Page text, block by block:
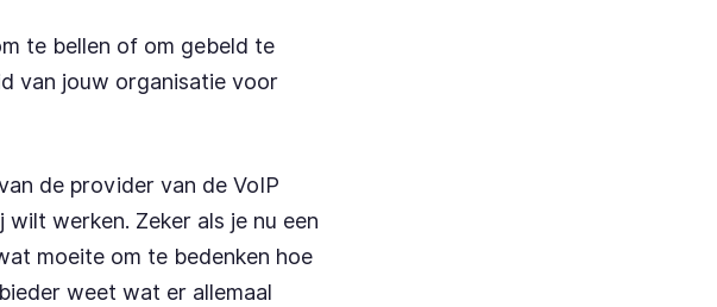
te bellen of om gebeld te
van jouw organisatie voor
de provider van de VoIP
werken. Zeker als je nu een
moeite om te bedenken hoe
weet wat er allemaal